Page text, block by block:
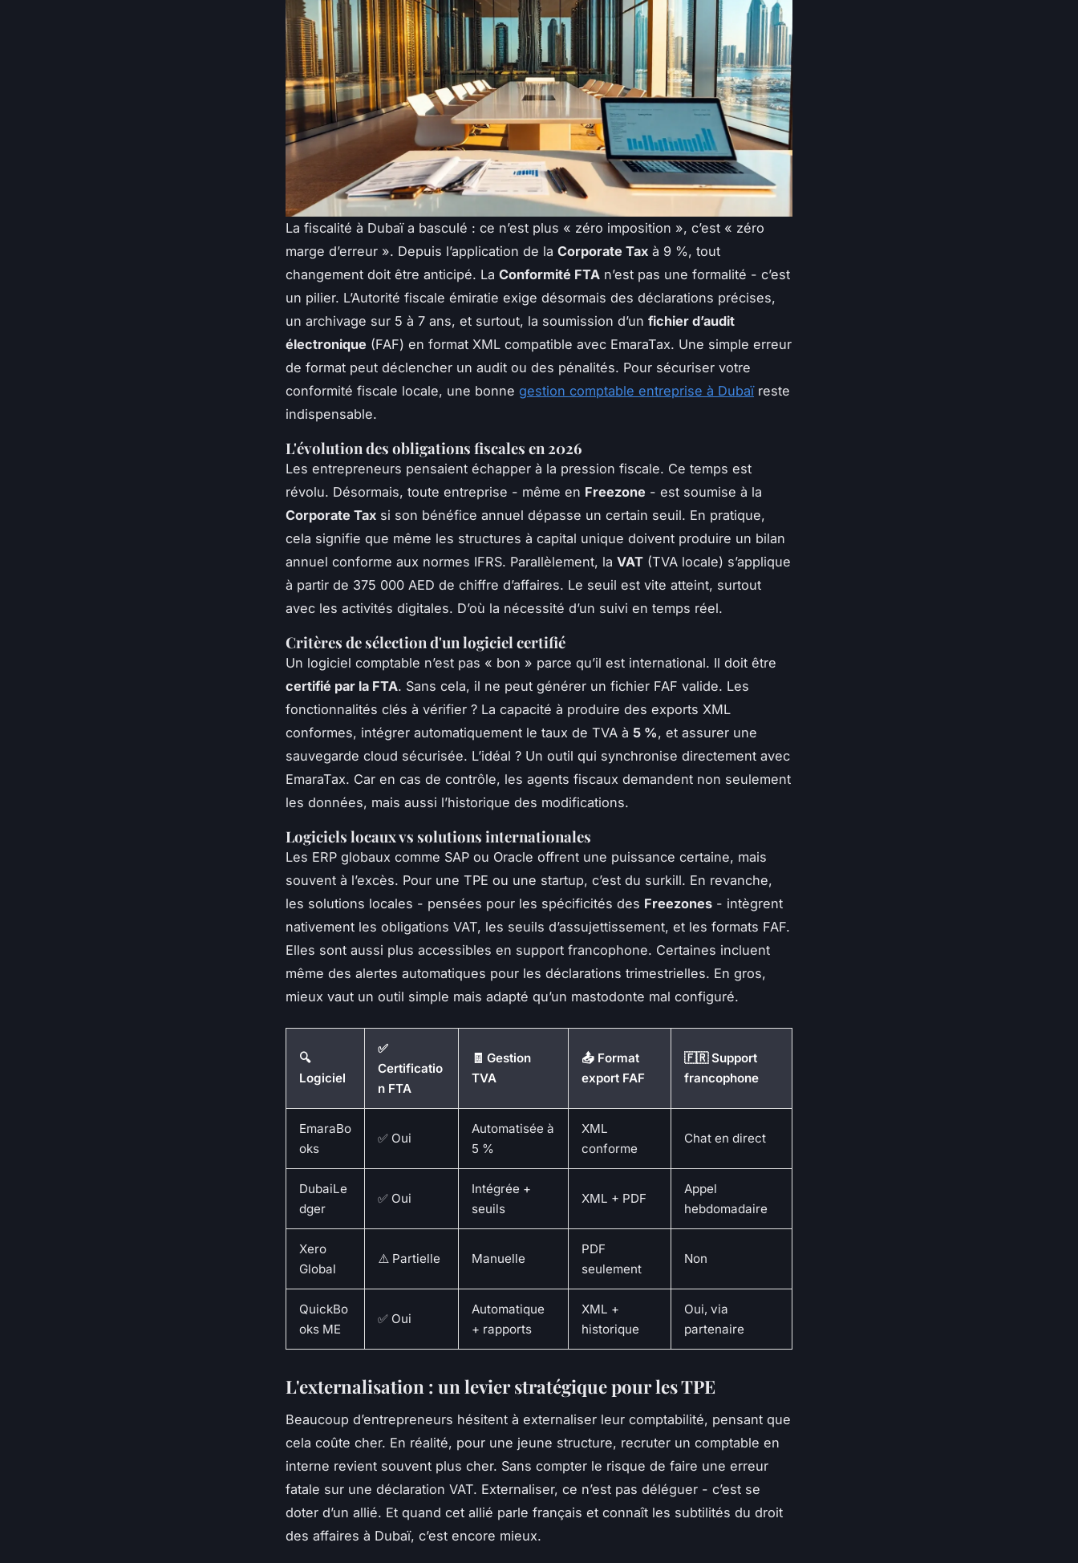
La fiscalité à Dubaï a basculé : ce n’est plus « zéro imposition », c’est « zéro
marge d’erreur ». Depuis l’application de la Corporate Tax à 9 %, tout
changement doit être anticipé. La Conformité FTA n’est pas une formalité - c’est
un pilier. L’Autorité fiscale émiratie exige désormais des déclarations précises,
un archivage sur 5 à 7 ans, et surtout, la soumission d’un fichier d’audit
électronique (FAF) en format XML compatible avec EmaraTax. Une simple erreur
de format peut déclencher un audit ou des pénalités. Pour sécuriser votre
conformité fiscale locale, une bonne gestion comptable entreprise à Dubaïreste
indispensable.
L'évolution des obligations fiscales en 2026
Les entrepreneurs pensaient échapper à la pression fiscale. Ce temps est
révolu. Désormais, toute entreprise - même en Freezone - est soumise à la
Corporate Tax si son bénéfice annuel dépasse un certain seuil. En pratique,
cela signifie que même les structures à capital unique doivent produire un bilan
annuel conforme aux normes IFRS. Parallèlement, la VAT (TVA locale) s’applique
à partir de 375 000 AED de chiffre d’affaires. Le seuil est vite atteint, surtout
avec les activités digitales. D’où la nécessité d’un suivi en temps réel.
Critères de sélection d'un logiciel certifié
Un logiciel comptable n’est pas « bon » parce qu’il est international. Il doit être
certifié par la FTA. Sans cela, il ne peut générer un fichier FAF valide. Les
fonctionnalités clés à vérifier ? La capacité à produire des exports XML
conformes, intégrer automatiquement le taux de TVA à 5 %, et assurer une
sauvegarde cloud sécurisée. L’idéal ? Un outil qui synchronise directement avec
EmaraTax. Car en cas de contrôle, les agents fiscaux demandent non seulement
les données, mais aussi l’historique des modifications.
Logiciels locaux vs solutions internationales
Les ERP globaux comme SAP ou Oracle offrent une puissance certaine, mais
souvent à l’excès. Pour une TPE ou une startup, c’est du surkill. En revanche,
les solutions locales - pensées pour les spécificités des Freezones - intègrent
nativement les obligations VAT, les seuils d’assujettissement, et les formats FAF.
Elles sont aussi plus accessibles en support francophone. Certaines incluent
même des alertes automatiques pour les déclarations trimestrielles. En gros,
mieux vaut un outil simple mais adapté qu’un mastodonte mal configuré.
🔍
Logiciel
✅
Certificatio
n FTA
🧾 Gestion
TVA
📤 Format
export FAF
🇫🇷 Support
francophone
EmaraBo
oks
✅ Oui
Automatisée à
5 %
XML
conforme
Chat en direct
DubaiLe
dger
✅ Oui
Intégrée +
seuils
XML + PDF
Appel
hebdomadaire
Xero
Global
⚠️ Partielle Manuelle
PDF
seulement
Non
QuickBo
oks ME
✅ Oui
Automatique
+ rapports
XML +
historique
Oui, via
partenaire
L'externalisation : un levier stratégique pour les TPE
Beaucoup d’entrepreneurs hésitent à externaliser leur comptabilité, pensant que
cela coûte cher. En réalité, pour une jeune structure, recruter un comptable en
interne revient souvent plus cher. Sans compter le risque de faire une erreur
fatale sur une déclaration VAT. Externaliser, ce n’est pas déléguer - c’est se
doter d’un allié. Et quand cet allié parle français et connaît les subtilités du droit
des affaires à Dubaï, c’est encore mieux.